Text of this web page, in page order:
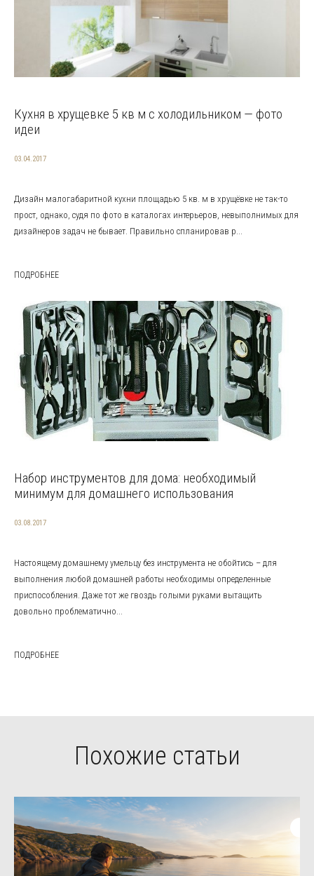
Кухня в хрущевке 5 кв м с холодильником — фото
идеи
03.04.2017
Дизайн малогабаритной кухни площадью 5 кв. м в хрущёвке не так-то
прост, однако, судя по фото в каталогах интерьеров, невыполнимых для
дизайнеров задач не бывает. Правильно спланировав р...
ПОДРОБНЕЕ
Набор инструментов для дома: необходимый
минимум для домашнего использования
03.08.2017
Настоящему домашнему умельцу без инструмента не обойтись – для
выполнения любой домашней работы необходимы определенные
приспособления. Даже тот же гвоздь голыми руками вытащить
довольно проблематично...
ПОДРОБНЕЕ
Похожие статьи